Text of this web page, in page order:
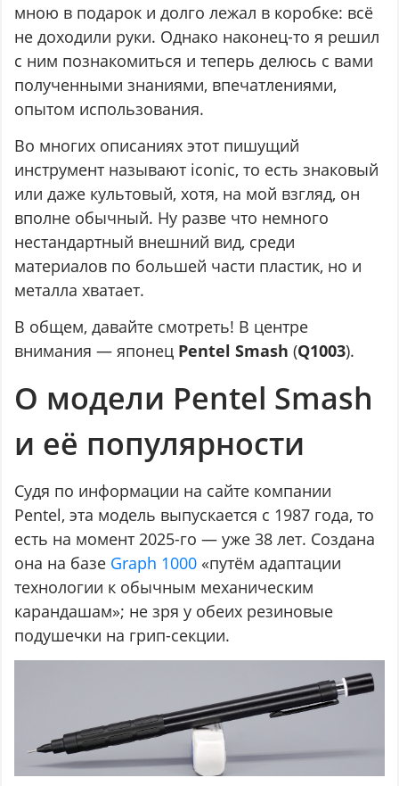
мною в подарок и долго лежал в коробке: всё
не доходили руки. Однако наконец-то я решил
с ним познакомиться и теперь делюсь с вами
полученными знаниями, впечатлениями,
опытом использования.
Во многих описаниях этот пишущий
инструмент называют iconic, то есть знаковый
или даже культовый, хотя, на мой взгляд, он
вполне обычный. Ну разве что немного
нестандартный внешний вид, среди
материалов по большей части пластик, но и
металла хватает.
В общем, давайте смотреть! В центре
внимания — японец Pentel Smash (Q1003).
О модели Pentel Smash
и её популярности
Судя по информации на сайте компании
Pentel, эта модель выпускается с 1987 года, то
есть на момент 2025-го — уже 38 лет. Создана
она на базе Graph 1000 «путём адаптации
технологии к обычным механическим
карандашам»; не зря у обеих резиновые
подушечки на грип-секции.